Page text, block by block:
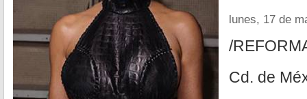
lunes, 17 de
/
Cd. de